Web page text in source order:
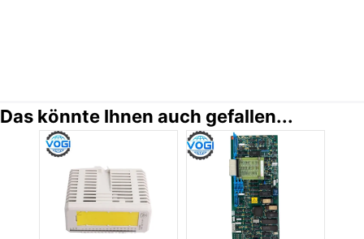
Das könnte Ihnen auch gefallen...